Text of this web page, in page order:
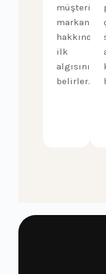
müşterinin
markanız
hakkında
ilk
algısını
belirler.